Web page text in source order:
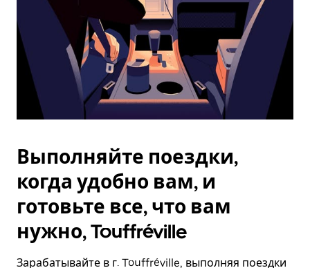
Выполняйте поездки,
когда удобно вам, и
готовьте все, что вам
нужно, Touffréville
Зарабатывайте в г. Touffréville, выполняя поездки